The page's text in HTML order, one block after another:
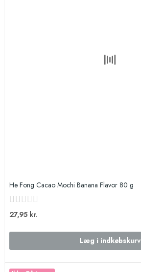
He Fong Cacao Mochi Banana Flavor 80 g
27,95 kr.
Læg i indkøbskurv